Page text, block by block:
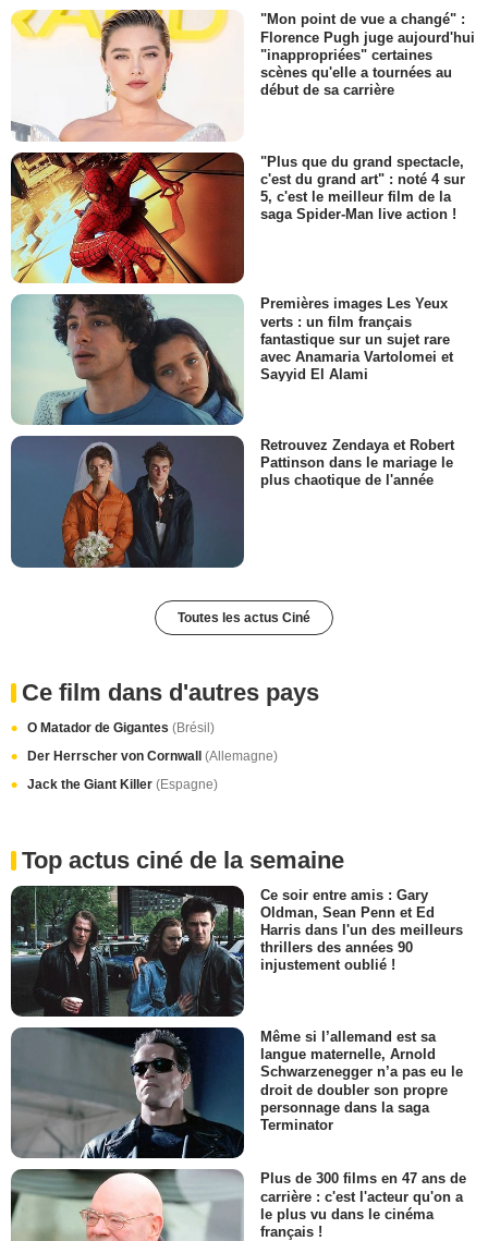
"Mon point de vue a changé" :
Florence Pugh juge aujourd'hui
"inappropriées" certaines
scènes qu'elle a tournées au
début de sa carrière
"Plus que du grand spectacle,
c'est du grand art" : noté 4 sur
5, c'est le meilleur film de la
saga Spider-Man live action !
Premières images Les Yeux
verts : un film français
fantastique sur un sujet rare
avec Anamaria Vartolomei et
Sayyid El Alami
Retrouvez Zendaya et Robert
Pattinson dans le mariage le
plus chaotique de l'année
Toutes les actus Ciné
Ce film dans d'autres pays
O Matador de Gigantes (Brésil)
Der Herrscher von Cornwall (Allemagne)
Jack the Giant Killer (Espagne)
Top actus ciné de la semaine
Ce soir entre amis : Gary
Oldman, Sean Penn et Ed
Harris dans l'un des meilleurs
thrillers des années 90
injustement oublié !
Même si l’allemand est sa
langue maternelle, Arnold
Schwarzenegger n’a pas eu le
droit de doubler son propre
personnage dans la saga
Terminator
Plus de 300 films en 47 ans de
carrière : c'est l'acteur qu'on a
le plus vu dans le cinéma
français !